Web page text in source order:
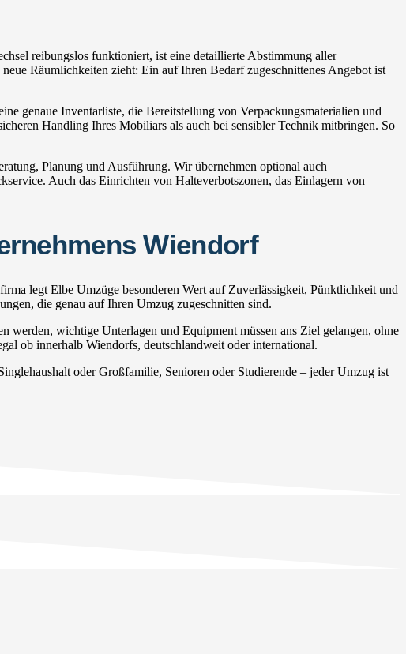
reibungslos funktioniert, ist eine detaillierte Abstimmung aller
Räumlichkeiten zieht: Ein auf Ihren Bedarf zugeschnittenes Angebot ist
genaue Inventarliste, die Bereitstellung von Verpackungsmaterialien und
Handling Ihres Mobiliars als auch bei sensibler Technik mitbringen. So
Planung und Ausführung. Wir übernehmen optional auch
Auch das Einrichten von Halteverbotszonen, das Einlagern von
Wiendorf
legt Elbe Umzüge besonderen Wert auf Zuverlässigkeit, Pünktlichkeit und
die genau auf Ihren Umzug zugeschnitten sind.
werden, wichtige Unterlagen und Equipment müssen ans Ziel gelangen, ohne
ob innerhalb Wiendorfs, deutschlandweit oder international.
oder Großfamilie, Senioren oder Studierende – jeder Umzug ist